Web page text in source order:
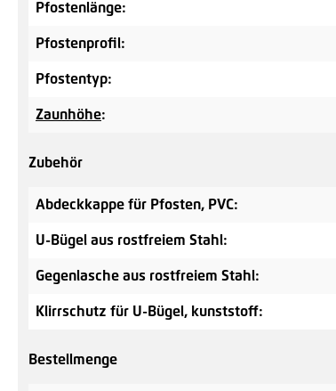
Pfostenlänge:
Pfostenprofil:
Pfostentyp:
Zaunhöhe:
Zubehör
Abdeckkappe für Pfosten, PVC:
U-Bügel aus rostfreiem Stahl:
Gegenlasche aus rostfreiem Stahl:
Klirrschutz für U-Bügel, kunststoff:
Bestellmenge